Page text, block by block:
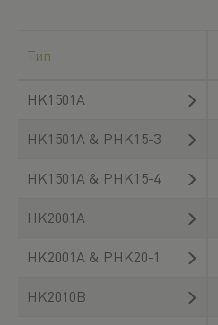
Тип
HK1501A
HK1501A & PHK15-3
HK1501A & PHK15-4
HK2001A
HK2001A & PHK20-1
HK2010B